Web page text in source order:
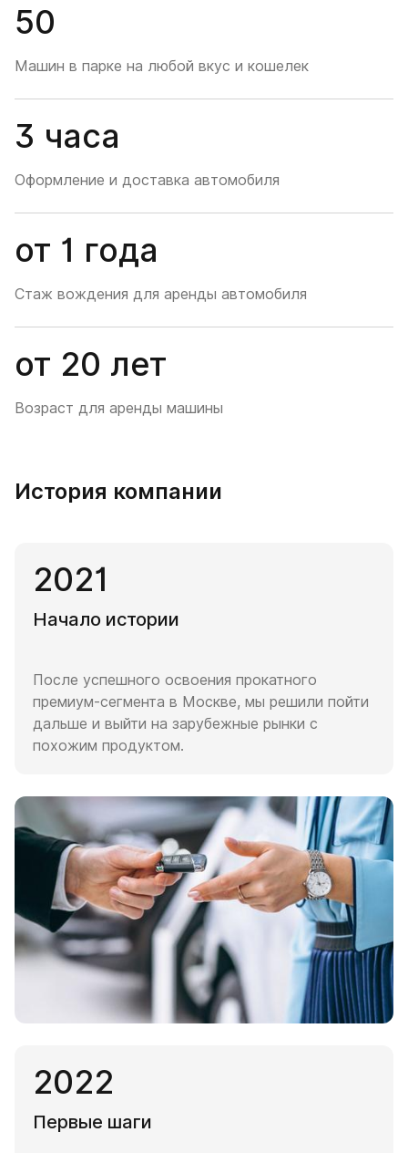
50
Машин в парке на любой вкус и кошелек
3 часа
Оформление и доставка автомобиля
от 1 года
Стаж вождения для аренды автомобиля
от 20 лет
Возраст для аренды машины
История компании
2021
Начало истории
После успешного освоения прокатного
премиум-сегмента в Москве, мы решили пойти
дальше и выйти на зарубежные рынки с
похожим продуктом.
2022
Первые шаги